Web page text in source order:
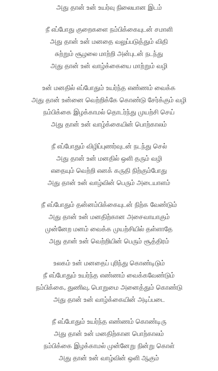
அது தான் உன் உயர்வு நிலையான இடம்
நீ எப்போது குறைகளை நம்பிக்கையுடன் சமாளி
அது தான் உன் மனதை வலுப்படுத்தும் விதி
சுற்றும் சூழலை மாற்றி அன்புடன் நடந்து
அது தான் உன் வாழ்க்கையை மாற்றும் வழி
உன் மனதில் எப்போதும் உயர்ந்த எண்ணம் வைக்க
அது தான் உன்னை வெற்றிக்கே கொண்டு சேர்க்கும் வழி
நம்பிக்கை இழக்காமல் தொடர்ந்து முயற்சி செய்
அது தான் உன் வாழ்க்கையின் பொற்காலம்
நீ எப்போதும் விழிப்புணர்வுடன் நடந்து செல்
அது தான் உன் மனதில் ஒளி தரும் வழி
எதையும் வெற்றி எனக் கருதி நிற்கும்போது
அது தான் உன் வாழ்வின் பெரும் அடையாளம்
நீ எப்போதும் தன்னம்பிக்கையுடன் நிற்க வேண்டும்
அது தான் உன் மனதிற்கான அசைவாயாகும்
முன்னேற மனம் வைக்க முயற்சியில் தள்ளாதே
அது தான் உன் வெற்றியின் பெரும் சூத்திரம்
உலகம் உன் மனதைப் புரிந்து கொண்டிடும்
நீ எப்போதும் உயர்ந்த எண்ணம் வைக்கவேண்டும்
நம்பிக்கை, துணிவு, பொறுமை அனைத்தும் கொண்டு
அது தான் உன் வாழ்க்கையின் அடிப்படை
நீ எப்போதும் உயர்ந்த எண்ணம் கொண்டிரு
அது தான் உன் மனதிற்கான பொற்காலம்
நம்பிக்கை இழக்காமல் முன்னேறு நின்று கொள்
அது தான் உன் வாழ்வின் ஒளி ஆகும்